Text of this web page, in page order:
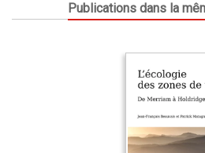
Publications dans la